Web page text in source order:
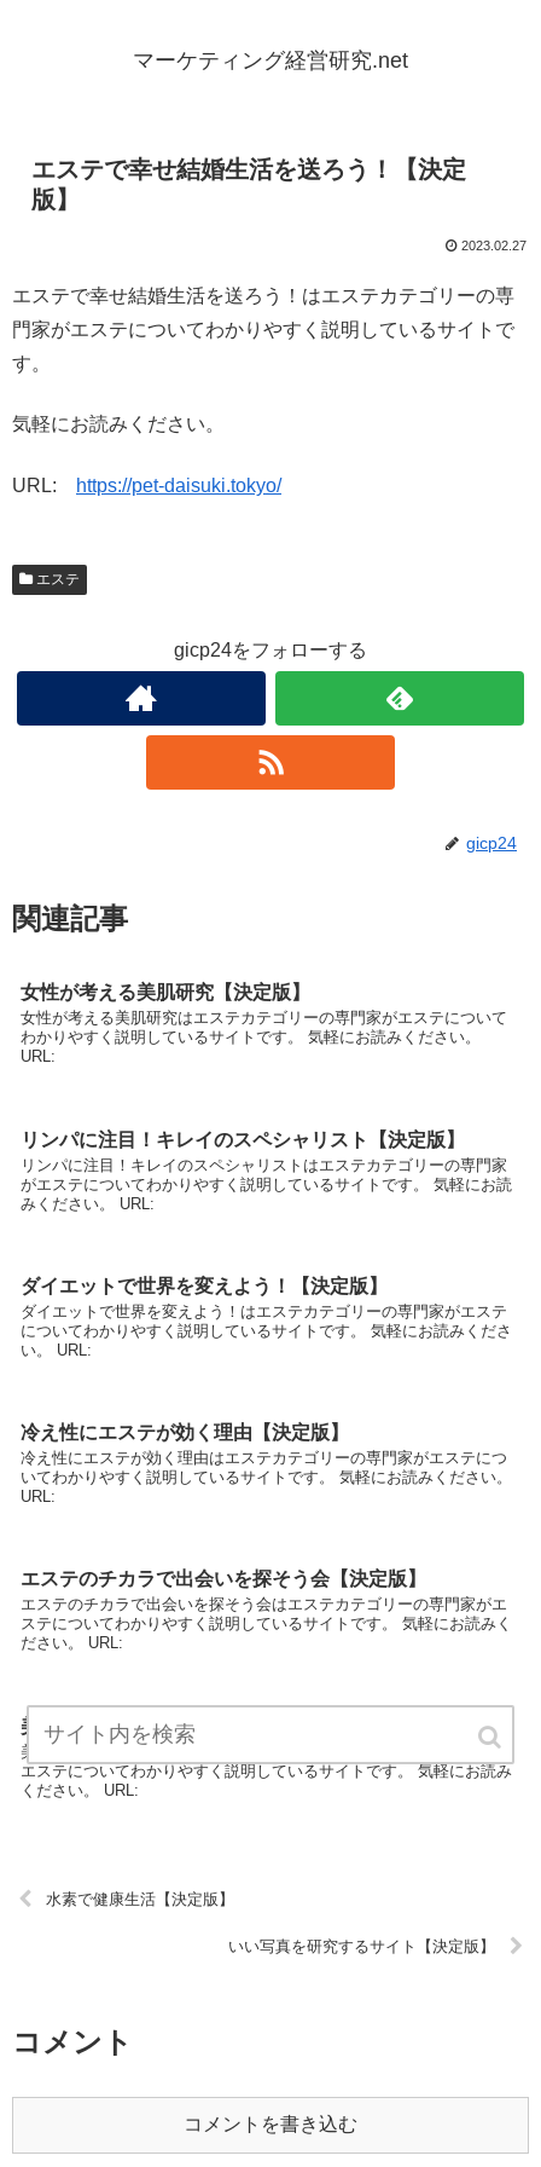
マーケティング経営研究.net
エステで幸せ結婚生活を送ろう！【決定
版】
2023.02.27
エステで幸せ結婚生活を送ろう！はエステカテゴリーの専
門家がエステについてわかりやすく説明しているサイトで
す。
気軽にお読みください。
URL: https://pet-daisuki.tokyo/
エステ
gicp24をフォローする
gicp24
関連記事
女性が考える美肌研究【決定版】
女性が考える美肌研究はエステカテゴリーの専門家がエステについて
わかりやすく説明しているサイトです。 気軽にお読みください。
URL:
リンパに注目！キレイのスペシャリスト【決定版】
リンパに注目！キレイのスペシャリストはエステカテゴリーの専門家
がエステについてわかりやすく説明しているサイトです。 気軽にお読
みください。 URL:
ダイエットで世界を変えよう！【決定版】
ダイエットで世界を変えよう！はエステカテゴリーの専門家がエステ
についてわかりやすく説明しているサイトです。 気軽にお読みくださ
い。 URL:
冷え性にエステが効く理由【決定版】
冷え性にエステが効く理由はエステカテゴリーの専門家がエステにつ
いてわかりやすく説明しているサイトです。 気軽にお読みください。
URL:
エステのチカラで出会いを探そう会【決定版】
エステのチカラで出会いを探そう会はエステカテゴリーの専門家がエ
ステについてわかりやすく説明しているサイトです。 気軽にお読みく
ださい。 URL:
美人の美人による美人のための美容法【決定版】
美人の美人による美人のための美容法はエステカテゴリーの専門家が
エステについてわかりやすく説明しているサイトです。 気軽にお読み
ください。 URL:
水素で健康生活【決定版】
いい写真を研究するサイト【決定版】
コメント
コメントを書き込む